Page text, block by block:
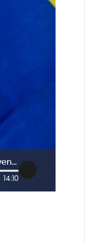
Necesitamos que apoyen la iniciativa de la paz total: Alcaldía de Buenaventura
14:10